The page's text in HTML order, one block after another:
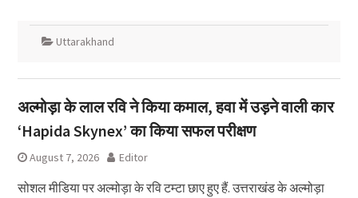
Uttarakhand
अल्मोड़ा के लाल रवि ने किया कमाल, हवा में उड़ने वाली कार
‘Hapida Skynex’ का किया सफल परीक्षण
August 7, 2026 Editor
सोशल मीडिया पर अल्मोड़ा के रवि टम्टा छाए हुए हैं. उत्तराखंड के अल्मोड़ा